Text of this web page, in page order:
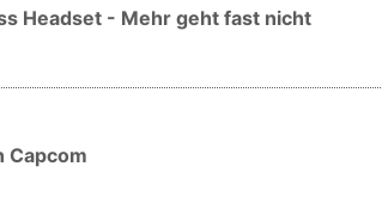
Headset - Mehr geht fast nicht
Capcom